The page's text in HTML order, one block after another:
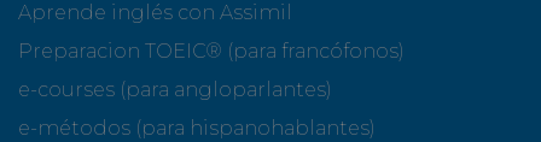
Aprende inglés con Assimil
Preparacion TOEIC® (para francófonos)
e-courses (para angloparlantes)
e-métodos (para hispanohablantes)